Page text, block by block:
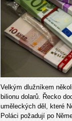
Velkým dlužníkem
bilionu dolarů. Řecko
uměleckých děl, které
Poláci požadují po